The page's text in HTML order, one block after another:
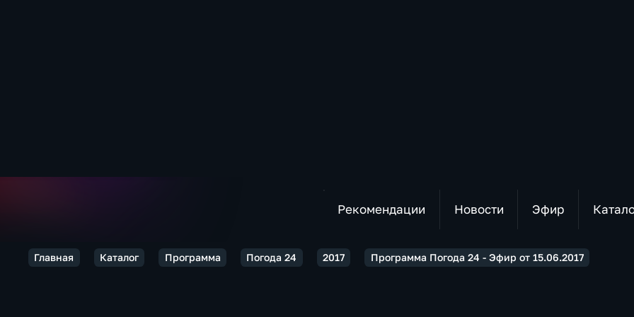
Рекомендации Новости Эфир
Главная Каталог Программа Погода 24 2017 Программа Погода 24 - Эфир от 15.06.2017